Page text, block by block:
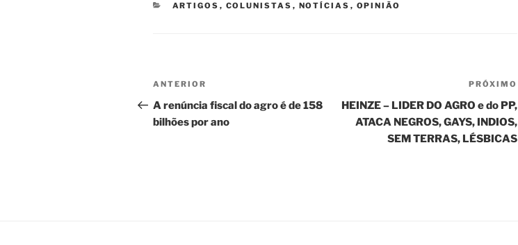
CATEGORIAS
ARTIGOS , COLUNISTAS , NOTÍCIAS , OPINIÃO
Navegação
de
Post
Post
anterior
ANTERIOR
A renúncia fiscal do agro é de 158
bilhões por ano
PRÓXIMO
HEINZE – LIDER DO AGRO e do PP,
ATACA NEGROS, GAYS, INDIOS,
SEM TERRAS, LÉSBICAS